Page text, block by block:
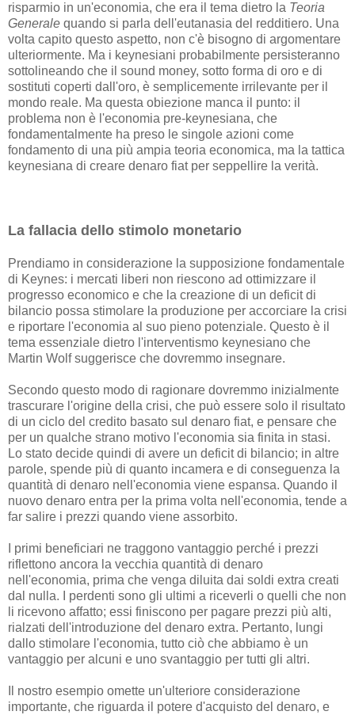
risparmio in un'economia, che era il tema dietro la Teoria
Generale quando si parla dell'eutanasia del redditiero. Una
volta capito questo aspetto, non c'è bisogno di argomentare
ulteriormente. Ma i keynesiani probabilmente persisteranno
sottolineando che il sound money, sotto forma di oro e di
sostituti coperti dall'oro, è semplicemente irrilevante per il
mondo reale. Ma questa obiezione manca il punto: il
problema non è l'economia pre-keynesiana, che
fondamentalmente ha preso le singole azioni come
fondamento di una più ampia teoria economica, ma la tattica
keynesiana di creare denaro fiat per seppellire la verità.
La fallacia dello stimolo monetario
Prendiamo in considerazione la supposizione fondamentale
di Keynes: i mercati liberi non riescono ad ottimizzare il
progresso economico e che la creazione di un deficit di
bilancio possa stimolare la produzione per accorciare la crisi
e riportare l'economia al suo pieno potenziale. Questo è il
tema essenziale dietro l'interventismo keynesiano che
Martin Wolf suggerisce che dovremmo insegnare.
Secondo questo modo di ragionare dovremmo inizialmente
trascurare l'origine della crisi, che può essere solo il risultato
di un ciclo del credito basato sul denaro fiat, e pensare che
per un qualche strano motivo l'economia sia finita in stasi.
Lo stato decide quindi di avere un deficit di bilancio; in altre
parole, spende più di quanto incamera e di conseguenza la
quantità di denaro nell'economia viene espansa. Quando il
nuovo denaro entra per la prima volta nell'economia, tende a
far salire i prezzi quando viene assorbito.
I primi beneficiari ne traggono vantaggio perché i prezzi
riflettono ancora la vecchia quantità di denaro
nell'economia, prima che venga diluita dai soldi extra creati
dal nulla. I perdenti sono gli ultimi a riceverli o quelli che non
li ricevono affatto; essi finiscono per pagare prezzi più alti,
rialzati dell'introduzione del denaro extra. Pertanto, lungi
dallo stimolare l'economia, tutto ciò che abbiamo è un
vantaggio per alcuni e uno svantaggio per tutti gli altri.
Il nostro esempio omette un'ulteriore considerazione
importante, che riguarda il potere d'acquisto del denaro, e